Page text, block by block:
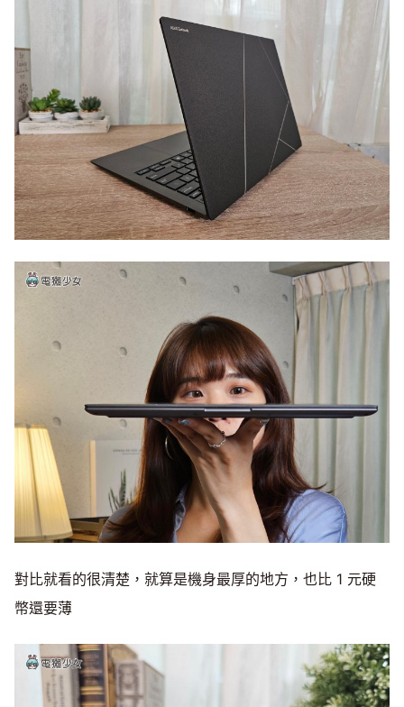
對比就看的很清楚，就算是機身最厚的地方，也比 1 元硬
幣還要薄